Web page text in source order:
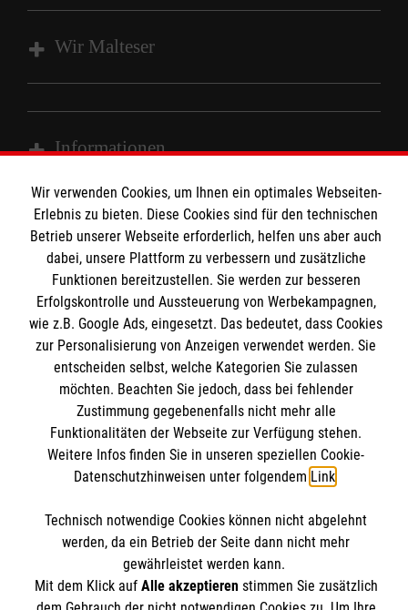
Wir Malteser
Unsere Kurse
Das MBZ Westfalen
Wir Malteser
Informationen
Downloads
Kontakt
Impressum
Datenschutz
Barrierefreiheit
Malteser online
Malteserorden
Malteser Jugend
Malteser International
Mediathek
Sharepoint
Spendenkonto
Empfänger: Malteser Hilfsdienst e.V.
IBAN: DE103 7060 120 120 120 0001 2
BIC: GENODED 1PA7
Soziale Netzwerke
Der Malteser Hilfsdienst e.V. ist als eingetragene
gemeinnützige Organisation von der Körperschaft- und
Gewerbesteuer befreit.
Wir verwenden Cookies, um Ihnen ein optimales Webseiten-
Erlebnis zu bieten. Diese Cookies sind für den technischen
Betrieb unserer Webseite erforderlich, helfen uns aber auch
dabei, unsere Plattform zu verbessern und zusätzliche
Funktionen bereitzustellen. Sie werden zur besseren
Erfolgskontrolle und Aussteuerung von Werbekampagnen,
wie z.B. Google Ads, eingesetzt. Das bedeutet, dass Cookies
zur Personalisierung von Anzeigen verwendet werden. Sie
entscheiden selbst, welche Kategorien Sie zulassen
möchten. Beachten Sie jedoch, dass bei fehlender
Zustimmung gegebenenfalls nicht mehr alle
Funktionalitäten der Webseite zur Verfügung stehen.
Weitere Infos finden Sie in unseren speziellen Cookie-
Datenschutzhinweisen unter folgendem Link.
Technisch notwendige Cookies können nicht abgelehnt
werden, da ein Betrieb der Seite dann nicht mehr
gewährleistet werden kann.
Mit dem Klick auf Alle akzeptierenstimmen Sie zusätzlich